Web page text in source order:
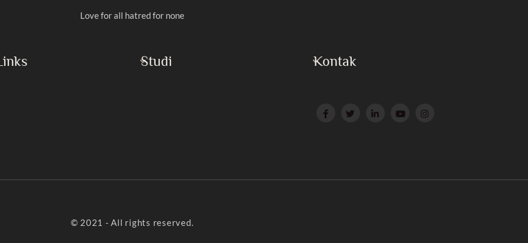
Love for all hatred for none
Studi Kontak
Press
© 2021 - All rights reserved.